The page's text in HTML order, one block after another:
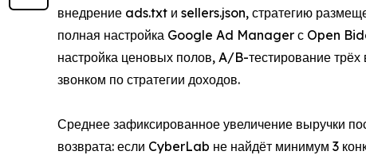
внедрение ads.txt и sellers.json, стратегию
полная настройка Google Ad Manager с Open
настройка ценовых полов, A/B-тестирование
звонком по стратегии доходов.
Среднее зафиксированное увеличение выручки
возврата: если CyberLab не найдёт минимум 3